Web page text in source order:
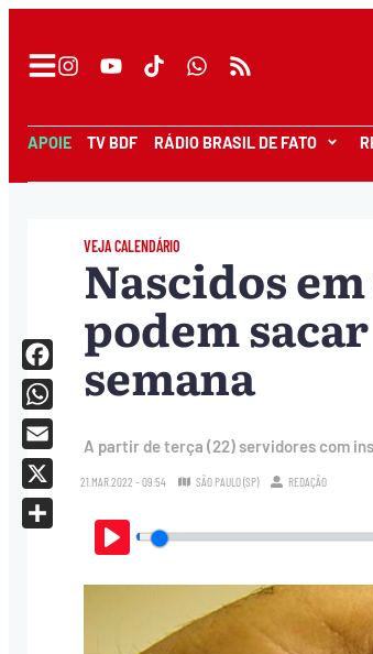
APOIE TV BDF RÁDIO BRASIL DE FATO
VEJA CALENDÁRIO
Nascidos
podem
semana
A partir de terça (22) servidores com
21.MAR.2022 - 09:54 SÃO PAULO (SP) REDAÇÃO
Play
Facebook
WhatsApp
Email
X